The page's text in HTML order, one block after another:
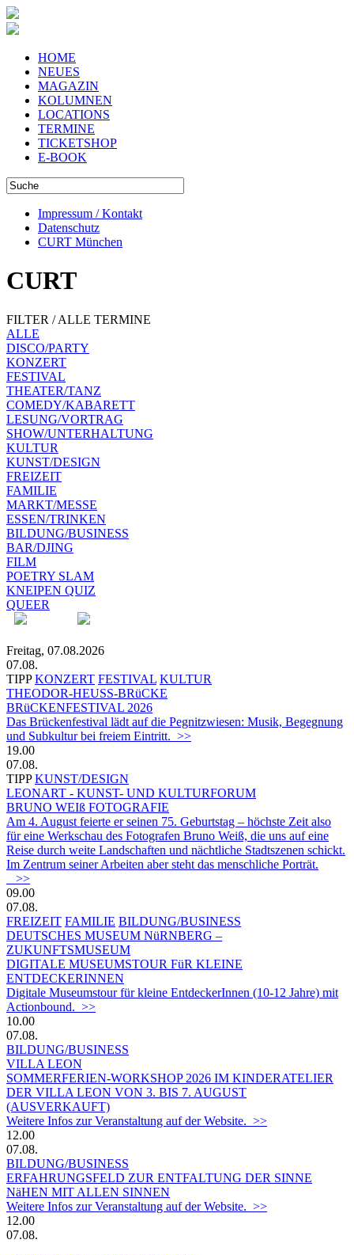
HOME
NEUES
MAGAZIN
KOLUMNEN
LOCATIONS
TERMINE
TICKETSHOP
E-BOOK
Impressum / Kontakt
Datenschutz
CURT München
CURT
FILTER / ALLE TERMINE
ALLE
DISCO/PARTY
KONZERT
FESTIVAL
THEATER/TANZ
COMEDY/KABARETT
LESUNG/VORTRAG
SHOW/UNTERHALTUNG
KULTUR
KUNST/DESIGN
FREIZEIT
FAMILIE
MARKT/MESSE
ESSEN/TRINKEN
BILDUNG/BUSINESS
BAR/DJING
FILM
POETRY SLAM
KNEIPEN QUIZ
QUEER
Freitag, 07.08.2026
07.08.
TIPP KONZERT FESTIVAL KULTUR
THEODOR-HEUSS-BRüCKE
BRüCKENFESTIVAL 2026
Das Brückenfestival lädt auf die Pegnitzwiesen: Musik, Begegnung
und Subkultur bei freiem Eintritt. >>
19.00
07.08.
TIPP KUNST/DESIGN
LEONART - KUNST- UND KULTURFORUM
BRUNO WEIß FOTOGRAFIE
Am 4. August feierte er seinen 75. Geburtstag – höchste Zeit also
für eine Werkschau des Fotografen Bruno Weiß, die uns auf eine
Reise durch weite Landschaften und nächtliche Stadtszenen schickt.
Im Zentrum seiner Arbeiten aber steht das menschliche Porträt.
>>
09.00
07.08.
FREIZEIT FAMILIE BILDUNG/BUSINESS
DEUTSCHES MUSEUM NüRNBERG –
ZUKUNFTSMUSEUM
DIGITALE MUSEUMSTOUR FüR KLEINE
ENTDECKERINNEN
Digitale Museumstour für kleine EntdeckerInnen (10-12 Jahre) mit
Actionbound. >>
10.00
07.08.
BILDUNG/BUSINESS
VILLA LEON
SOMMERFERIEN-WORKSHOP 2026 IM KINDERATELIER
DER VILLA LEON VON 3. BIS 7. AUGUST
(AUSVERKAUFT)
Weitere Infos zur Veranstaltung auf der Website. >>
12.00
07.08.
BILDUNG/BUSINESS
ERFAHRUNGSFELD ZUR ENTFALTUNG DER SINNE
NäHEN MIT ALLEN SINNEN
Weitere Infos zur Veranstaltung auf der Website. >>
12.00
07.08.